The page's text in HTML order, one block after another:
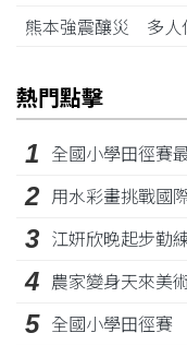
熊本強震釀災 多
熱門點擊
1 全國小學田徑賽
2 用水彩畫挑戰國
3 江姸欣晚起步勤
4 農家變身天來美
5 全國小學田徑賽